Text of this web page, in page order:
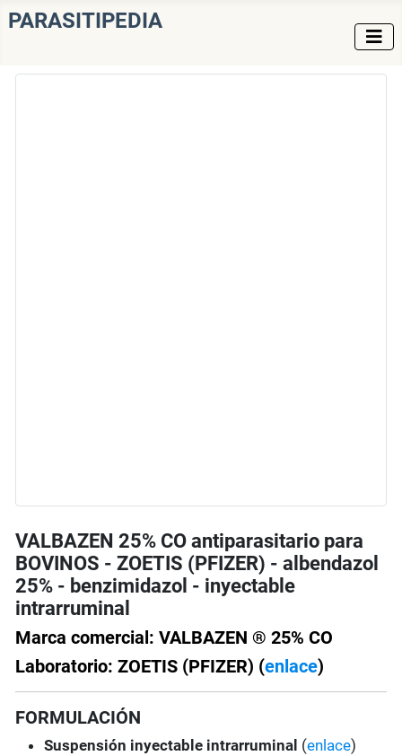
PARASITIPEDIA
VALBAZEN 25% CO antiparasitario para
BOVINOS - ZOETIS (PFIZER) - albendazol
25% - benzimidazol - inyectable
intrarruminal
Marca comercial: VALBAZEN ® 25% CO
Laboratorio: ZOETIS (PFIZER) (enlace)
FORMULACIÓN
Suspensión inyectable intrarruminal (enlace)